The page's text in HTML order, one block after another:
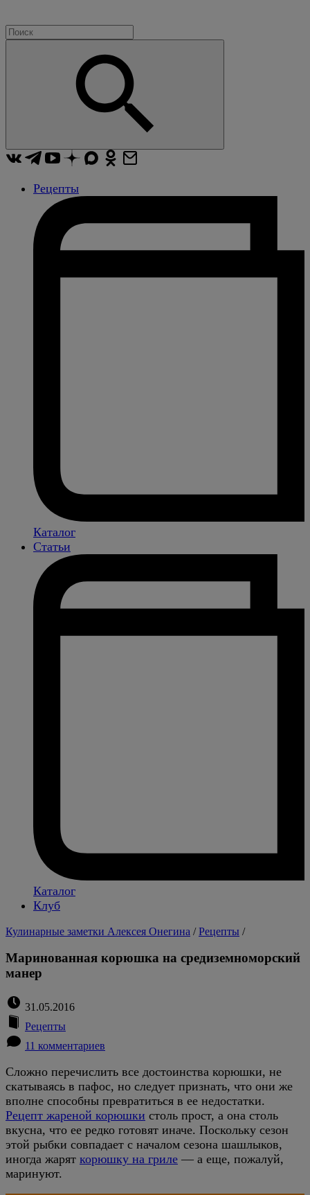
Рецепты
Каталог
Статьи
Каталог
Клуб
Кулинарные заметки Алексея Онегина /Рецепты /
Маринованная корюшка на средиземноморский
манер
31.05.2016
Рецепты
11 комментариев
Сложно перечислить все достоинства корюшки, не
скатываясь в пафос, но следует признать, что они же
вполне способны превратиться в ее недостатки.
Рецепт жареной корюшки столь прост, а она столь
вкусна, что ее редко готовят иначе. Поскольку сезон
этой рыбки совпадает с началом сезона шашлыков,
иногда жарят корюшку на гриле — а еще, пожалуй,
маринуют.